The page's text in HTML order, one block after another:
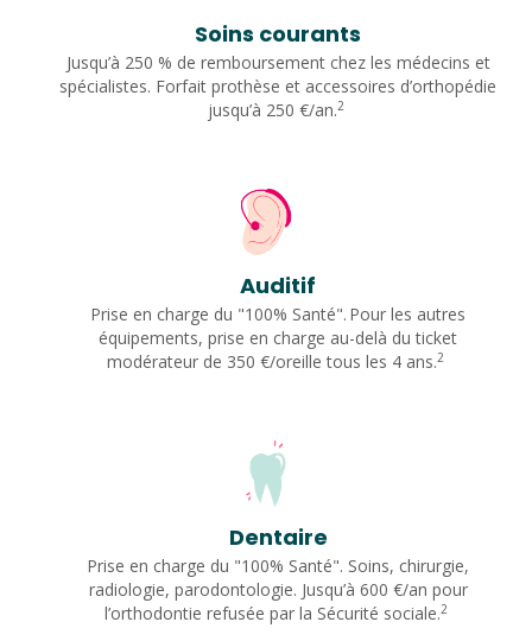
Soins courants
Jusqu’à 250 % de remboursement chez les médecins et
spécialistes. Forfait prothèse et accessoires d’orthopédie
jusqu’à 250 €/an.2
Auditif
Prise en charge du "100% Santé". Pour les autres
équipements, prise en charge au-delà du ticket
modérateur de 350 €/oreille tous les 4 ans.2
Dentaire
Prise en charge du "100% Santé". Soins, chirurgie,
radiologie, parodontologie. Jusqu’à 600 €/an pour
l’orthodontie refusée par la Sécurité sociale.2